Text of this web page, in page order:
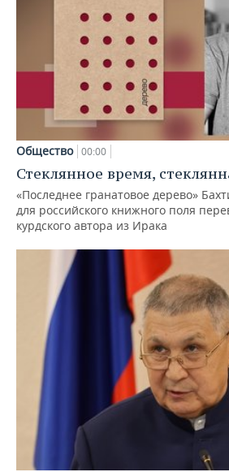
Общество 00:00
Стеклянное время,
«Последнее гранатовое дерево»
для российского книжного поля
курдского автора из Ирака